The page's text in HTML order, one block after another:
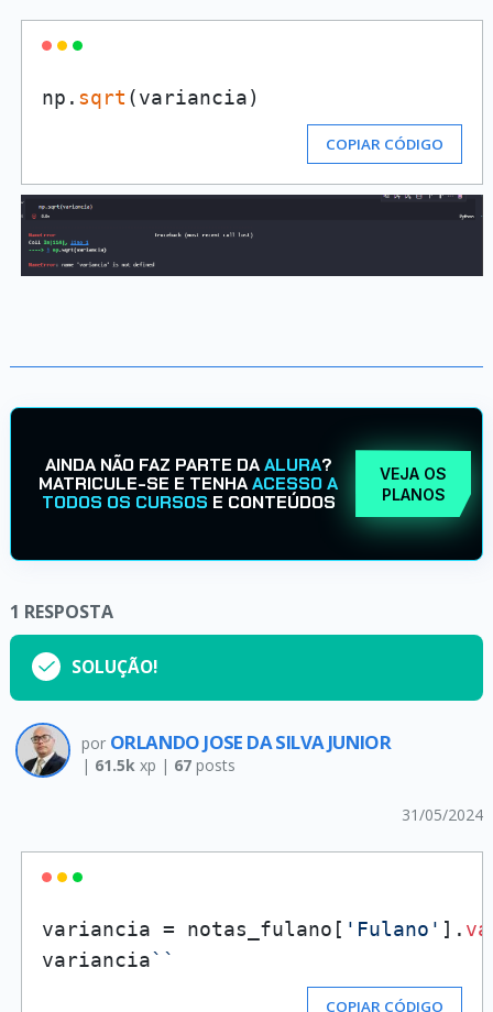
np. sqrt
COPIAR CÓDIGO
AINDA NÃO FAZ PARTE DAALURA?
MATRICULE-SE E TENHAACESSO A
TODOS OS CURSOS E CONTEÚDOS
VEJA OS
PLANOS
1 RESPOSTA
SOLUÇÃO!
por ORLANDO JOSE DA SILVA JUNIOR
| 61.5kxp | 67posts
31/05/2024
variancia = notas_fulano[ 'Fulano' ].
variancia``
COPIAR CÓDIGO